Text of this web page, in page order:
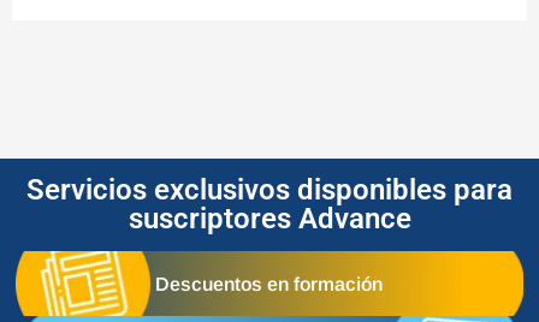
Servicios exclusivos disponibles para
suscriptores Advance
Descuentos en formación